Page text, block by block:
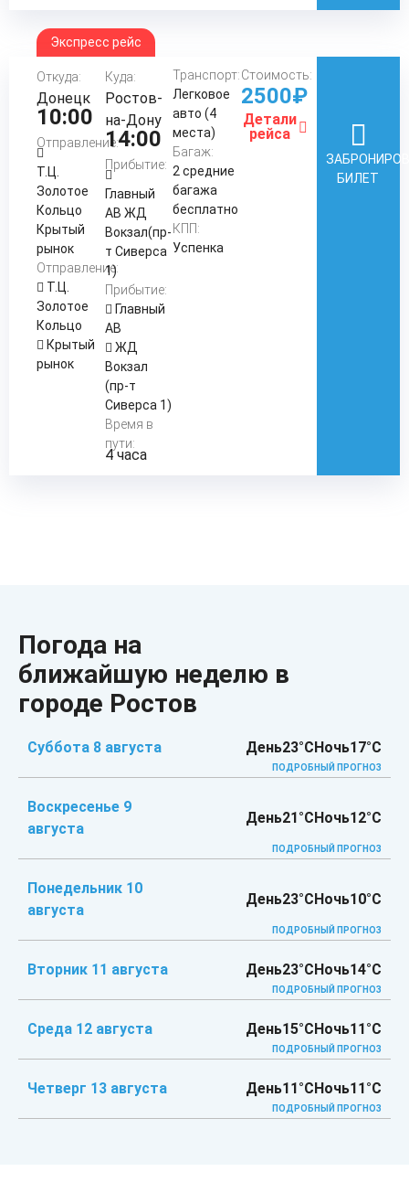
Экспресс рейс
Откуда:
Донецк
10:00
Отправление:
Т.Ц.
Золотое
Кольцо
Крытый
рынок
Отправление:
Т.Ц.
Золотое
Кольцо
Крытый
рынок
Куда:
Ростов-
на-Дону
14:00
Прибытие:
Главный
АВ ЖД
Вокзал(пр-
т Сиверса
1)
Прибытие:
Главный
АВ
ЖД
Вокзал
(пр-т
Сиверса 1)
Время в
пути:
4 часа
Транспорт:
Легковое
авто (4
места)
Багаж:
2 средние
багажа
бесплатно
КПП:
Успенка
Стоимость:
2500₽
Детали
рейса
БИЛЕТ
Погода на
ближайшую неделю в
городе Ростов
Суббота 8 августа День23°C Ночь17°C
ПОДРОБНЫЙ ПРОГНОЗ
Воскресенье 9
августа
День21°C Ночь12°C
ПОДРОБНЫЙ ПРОГНОЗ
Понедельник 10
августа
День23°C Ночь10°C
ПОДРОБНЫЙ ПРОГНОЗ
Вторник 11 августа День23°C Ночь14°C
ПОДРОБНЫЙ ПРОГНОЗ
Среда 12 августа День15°C Ночь11°C
ПОДРОБНЫЙ ПРОГНОЗ
Четверг 13 августа День11°C Ночь11°C
ПОДРОБНЫЙ ПРОГНОЗ